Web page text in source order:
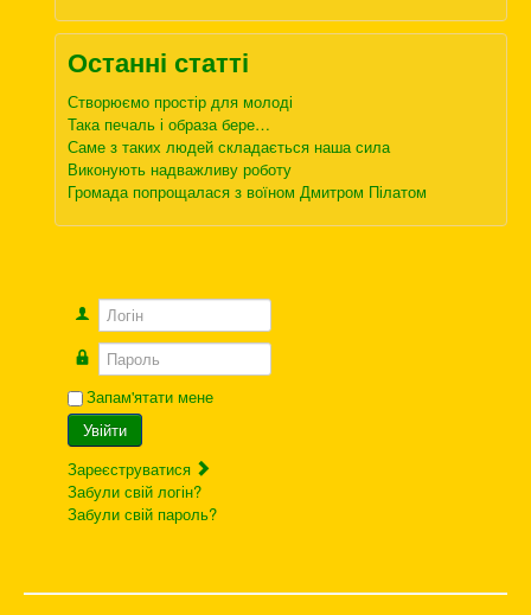
Останні статті
Створюємо простір для молоді
Така печаль і образа бере…
Саме з таких людей складається наша сила
Виконують надважливу роботу
Громада попрощалася з воїном Дмитром Пілатом
Логін
Пароль
Запам'ятати мене
Увійти
Зареєструватися
Забули свій логін?
Забули свій пароль?